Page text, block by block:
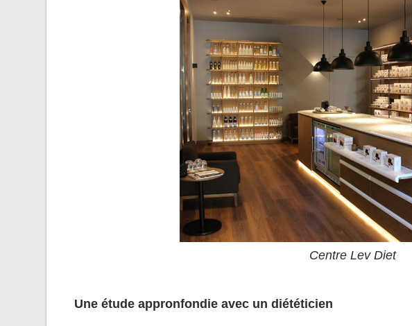
Centre Lev Diet
Une étude appronfondie avec un diététicien